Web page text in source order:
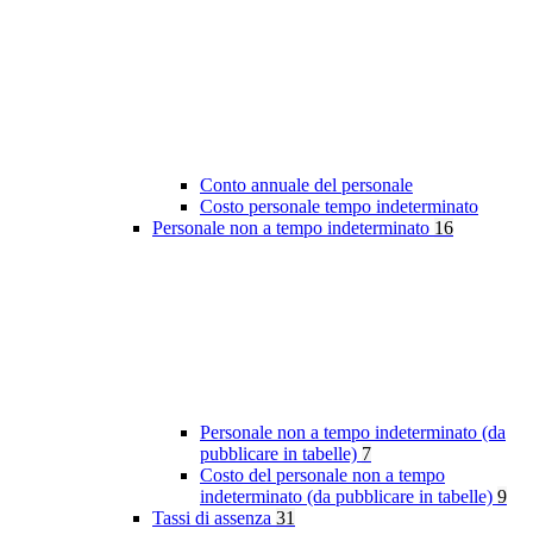
Conto annuale del personale
Costo personale tempo indeterminato
Personale non a tempo indeterminato 16
Personale non a tempo indeterminato (da
pubblicare in tabelle) 7
Costo del personale non a tempo
indeterminato (da pubblicare in tabelle) 9
Tassi di assenza 31